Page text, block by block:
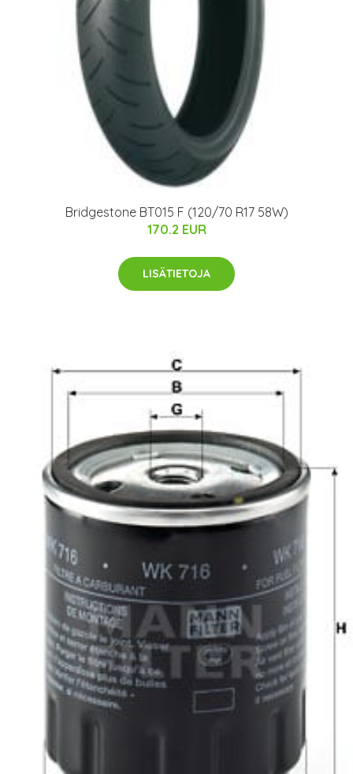
Bridgestone BT015 F (120/70 R17 58W)
170.2 EUR
LISÄTIETOJA